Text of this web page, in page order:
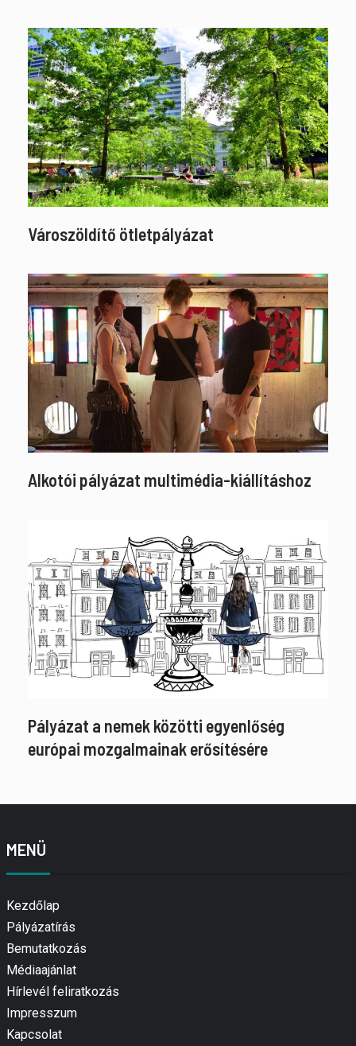
Városzöldítő ötletpályázat
Alkotói pályázat multimédia-kiállításhoz
Pályázat a nemek közötti egyenlőség
európai mozgalmainak erősítésére
MENÜ
Kezdőlap
Pályázatírás
Bemutatkozás
Médiaajánlat
Hírlevél feliratkozás
Impresszum
Kapcsolat